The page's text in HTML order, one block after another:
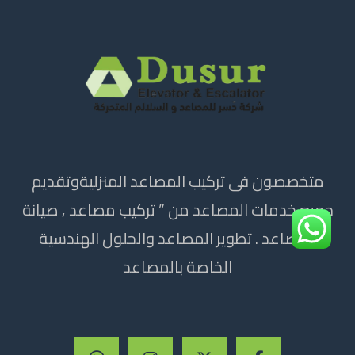
متخصصون فى تركيب المصاعد المنزليةوتقديم
جميع خدمات المصاعد من ” تركيب مصاعد , صيانة
المصاعد . تطوير المصاعد والحلول الهندسية
الخاصة بالمصاعد